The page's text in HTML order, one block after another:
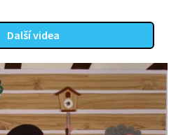
Další videa